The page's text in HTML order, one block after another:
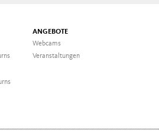
ANGEBOTE
Webcams
Veranstaltungen